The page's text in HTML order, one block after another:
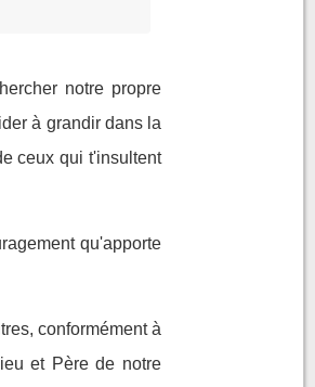
notre propre
à grandir dans la
ceux qui t'insultent
qu'apporte
conformément à
et Père de notre